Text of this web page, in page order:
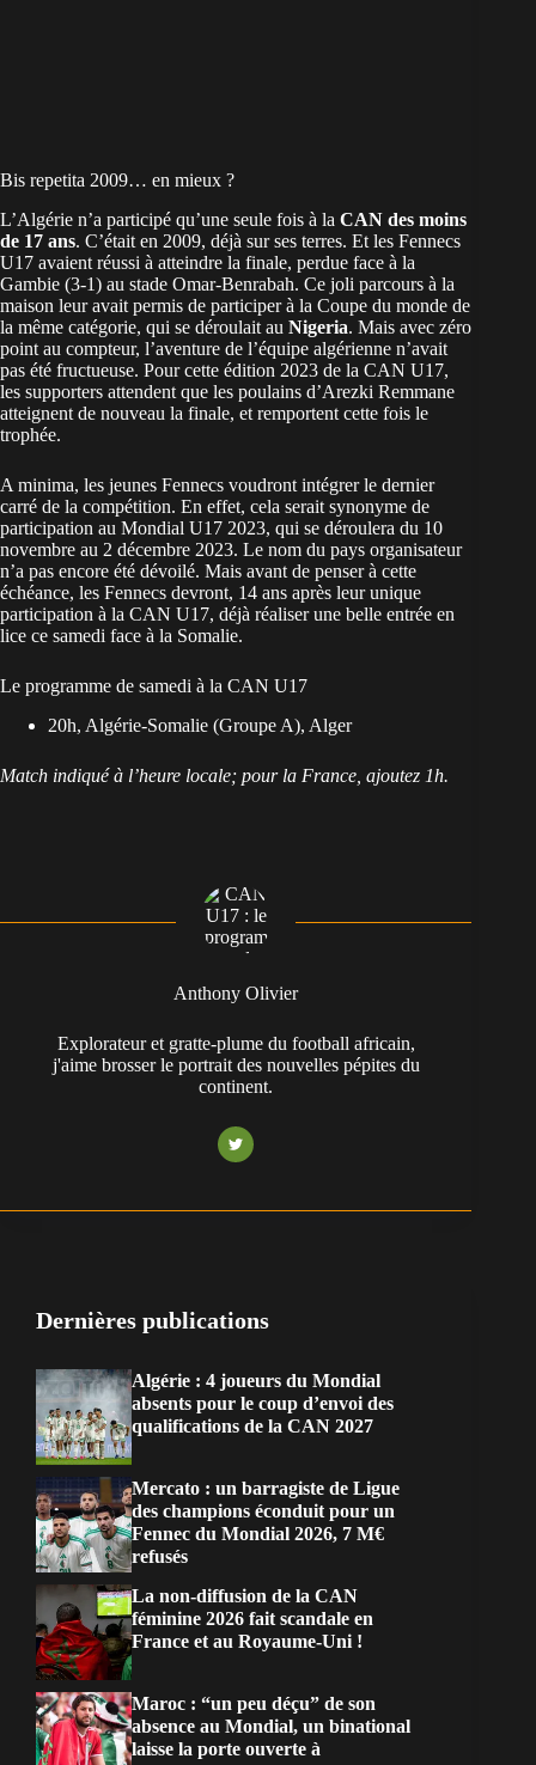
Bis repetita 2009… en mieux ?
L’Algérie n’a participé qu’une seule fois à la CAN des moins
de 17 ans. C’était en 2009, déjà sur ses terres. Et les Fennecs
U17 avaient réussi à atteindre la finale, perdue face à la
Gambie (3-1) au stade Omar-Benrabah. Ce joli parcours à la
maison leur avait permis de participer à la Coupe du monde de
la même catégorie, qui se déroulait au Nigeria. Mais avec zéro
point au compteur, l’aventure de l’équipe algérienne n’avait
pas été fructueuse. Pour cette édition 2023 de la CAN U17,
les supporters attendent que les poulains d’Arezki Remmane
atteignent de nouveau la finale, et remportent cette fois le
trophée.
A minima, les jeunes Fennecs voudront intégrer le dernier
carré de la compétition. En effet, cela serait synonyme de
participation au Mondial U17 2023, qui se déroulera du 10
novembre au 2 décembre 2023. Le nom du pays organisateur
n’a pas encore été dévoilé. Mais avant de penser à cette
échéance, les Fennecs devront, 14 ans après leur unique
participation à la CAN U17, déjà réaliser une belle entrée en
lice ce samedi face à la Somalie.
Le programme de samedi à la CAN U17
20h, Algérie-Somalie (Groupe A), Alger
Match indiqué à l’heure locale; pour la France, ajoutez 1h.
Anthony Olivier
Explorateur et gratte-plume du football africain,
j'aime brosser le portrait des nouvelles pépites du
continent.
Dernières publications
Algérie : 4 joueurs du Mondial
absents pour le coup d’envoi des
qualifications de la CAN 2027
Mercato : un barragiste de Ligue
des champions éconduit pour un
Fennec du Mondial 2026, 7 M€
refusés
La non-diffusion de la CAN
féminine 2026 fait scandale en
France et au Royaume-Uni !
Maroc : “un peu déçu” de son
absence au Mondial, un binational
laisse la porte ouverte à